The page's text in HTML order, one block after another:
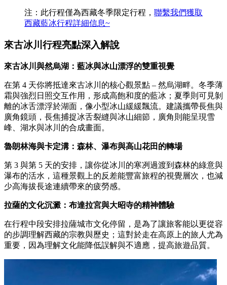
注：此行程僅為西藏冬季限定行程， 聯繫我們獲取
西藏藍冰行程詳細信息~
來古冰川行程亮點深入解說
來古冰川與然烏湖：藍冰與冰山漂浮的雙重視覺
在第 4 天你將抵達來古冰川的核心觀景點 – 然烏湖畔。冬季薄
霜與強烈日照交互作用，形成高飽和度的藍冰；夏季則可見剝
離的冰舌漂浮於湖面，像小型冰山緩緩飄流。建議攜帶長焦與
廣角鏡頭，長焦捕捉冰舌裂縫與冰山細節，廣角則能呈現雪
峰、湖水與冰川的合成畫面。
魯朗林海與卡定溝：森林、瀑布與高山花田的轉場
第 3 與第 5 天的安排，讓你從冰川的寒冽過渡到森林的綠意與
瀑布的活水，這種景觀上的反差能豐富旅程的視覺層次，也減
少高海拔長途連續帶來的疲勞感。
拉薩的文化沉澱：布達拉宮與大昭寺的精神體驗
在行程中段安排拉薩城市文化停留，是為了讓旅客能以更從容
的步調理解西藏的宗教與歷史；這對於走在高原上的旅人尤為
重要，因為理解文化能降低誤解與不適應，提高旅遊品質。